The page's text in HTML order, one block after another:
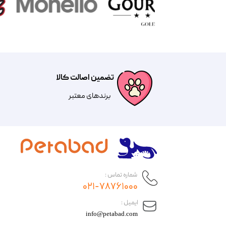
تضمین اصالت کالا
​​برندهای معتبر​​​​​​​
​ایمیل :
info@petabad.com
شماره تماس :
۰۲۱-۷۸۷۶۱۰۰۰